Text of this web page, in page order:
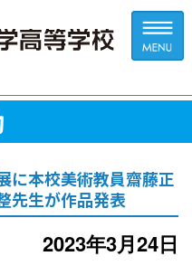
に本校美術教員齋藤正
先生が作品発表
2023年3月24日